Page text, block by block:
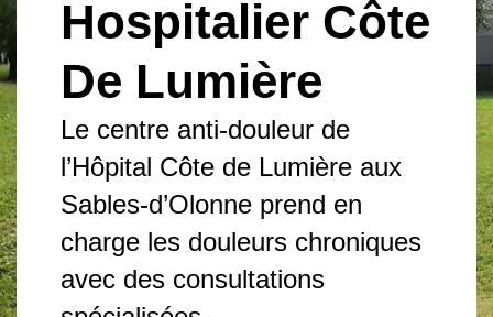
Hospitalier Côte
De Lumière
Le centre anti-douleur de
l’Hôpital Côte de Lumière aux
Sables-d’Olonne prend en
charge les douleurs chroniques
avec des consultations